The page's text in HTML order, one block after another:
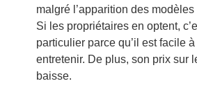
malgré l’apparition des
Si les propriétaires en optent,
particulier parce qu’il est facile
entretenir. De plus, son prix sur
baisse.